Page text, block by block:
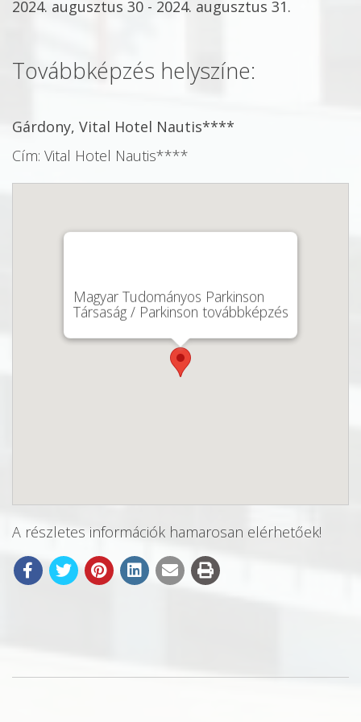
2024. augusztus 30 - 2024. augusztus 31.
Továbbképzés helyszíne:
Gárdony, Vital Hotel Nautis****
Cím: Vital Hotel Nautis****
Magyar Tudományos Parkinson
Társaság / Parkinson továbbképzés
A részletes információk hamarosan elérhetőek!